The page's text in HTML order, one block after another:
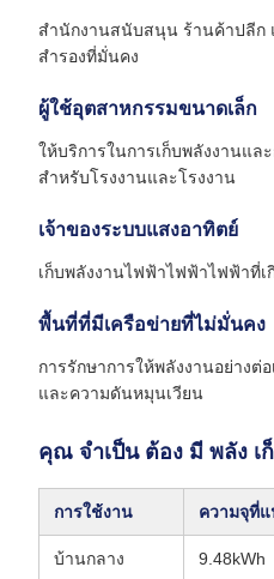
สํานักงานสนับสนุน ร้านค้าปลี
สํารองที่มั่นคง
ผู้ใช้อุตสาหกรรมขนาดเล็ก
ให้บริการในการเก็บพลังงานแล
สําหรับโรงงานและโรงงาน
เจ้าของระบบแสงอาทิตย์
เก็บพลังงานไฟฟ้าไฟฟ้าไฟฟ้าที่
พื้นที่ที่มีเครือข่ายที่ไม่มั่นคง
การรักษาการให้พลังงานอย่างต่
และความดันหมุนเวียน
คุณ จําเป็น ต้อง มี พลัง เ
การใช้งาน ความจุที่
บ้านกลาง 9.48kWh